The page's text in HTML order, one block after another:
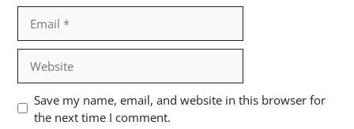
Save my name, email, and website in this browser for
the next time I comment.